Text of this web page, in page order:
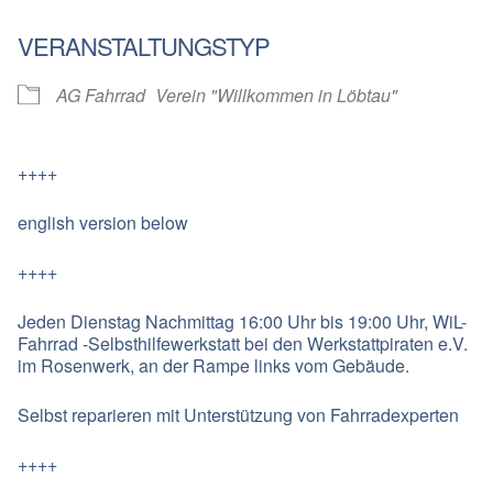
VERANSTALTUNGSTYP
AG Fahrrad Verein "Willkommen in Löbtau"
++++
english version below
++++
Jeden Dienstag Nachmittag 16:00 Uhr bis 19:00 Uhr, WiL-
Fahrrad -Selbsthilfewerkstatt bei den Werkstattpiraten e.V.
im Rosenwerk, an der Rampe links vom Gebäude.
Selbst reparieren mit Unterstützung von Fahrradexperten
++++